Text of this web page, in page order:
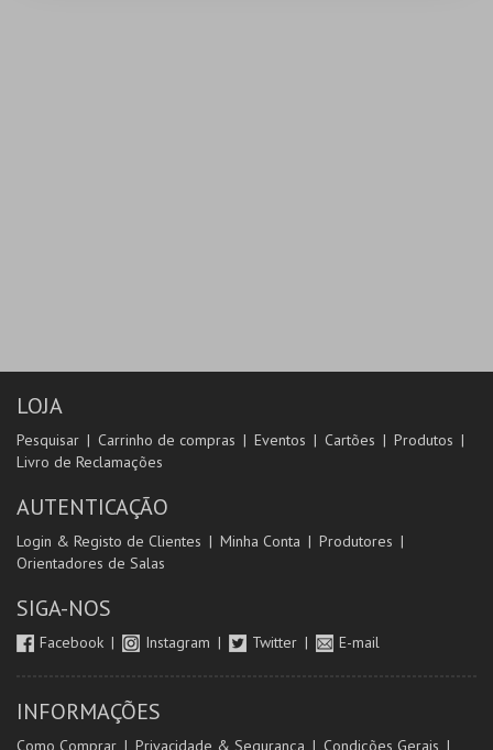
LOJA
Pesquisar Carrinho de compras Eventos Cartões
Produtos
Livro de Reclamações
AUTENTICAÇÃO
Login & Registo de Clientes Minha Conta
Produtores
Orientadores de Salas
SIGA-NOS
Facebook Instagram Twitter E-mail
INFORMAÇÕES
Como Comprar Privacidade & Segurança Condições Gerais